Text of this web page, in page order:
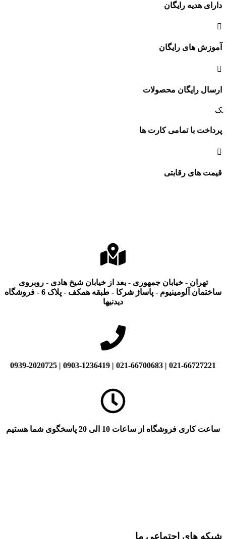
دارای هدیه رایگان
آموزش های رایگان
ارسال رایگان محصولات
پرداخت با تمامی کارت ها
قیمت های رقابتی
تهران - خیابان جمهوری - بعد از خیابان شیخ هادی - روبروی
ساختمان آلومینیوم - پاساژ شرکا - طبقه همکف - پلاک 6 - فروشگاه
دیدنیها
021-66727221 | 021-66700683 | 0903-1236419 | 0939-2020725
ساعت کاری فروشگاه از ساعات 10 الی 20 پاسخگوی شما هستیم
شبکه های اجتماعی ما